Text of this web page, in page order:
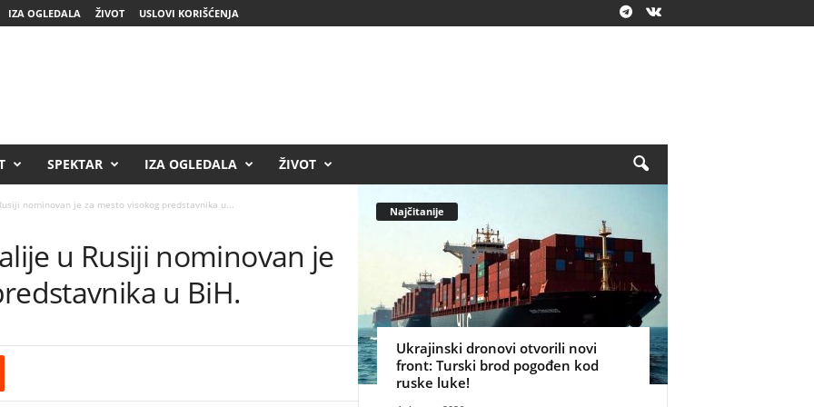
IZA OGLEDALA ŽIVOT USLOVI KORIŠĆENJA
SPEKTAR IZA OGLEDALA ŽIVOT
nominovan je za mesto visokog predstavnika u...
u Rusiji nominovan je
u BiH.
Najčitanije
Ukrajinski dronovi otvorili novi
front: Turski brod pogođen kod
ruske luke!